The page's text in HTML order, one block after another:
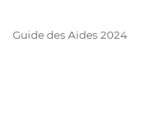
Guide des Aides 2024